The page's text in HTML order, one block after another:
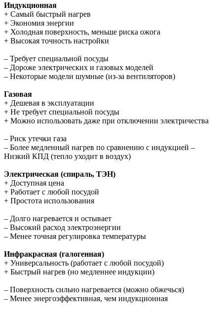
Индукционная
+ Самый быстрый нагрев
+ Экономия энергии
+ Холодная поверхность, меньше риска ожога
+ Высокая точность настройки
– Требует специальной посуды
– Дороже электрических и газовых моделей
– Некоторые модели шумные (из-за вентиляторов)
Газовая
+ Дешевая в эксплуатации
+ Не требует специальной посуды
+ Можно использовать даже при отключении электричества
– Риск утечки газа
– Более медленный нагрев по сравнению с индукцией –
Низкий КПД (тепло уходит в воздух)
Электрическая (спираль, ТЭН)
+ Доступная цена
+ Работает с любой посудой
+ Простота использования
– Долго нагревается и остывает
– Высокий расход электроэнергии
– Менее точная регулировка температуры
Инфракрасная (галогенная)
+ Универсальность (работает с любой посудой)
+ Быстрый нагрев (но медленнее индукции)
– Поверхность сильно нагревается (можно обжечься)
– Менее энергоэффективная, чем индукционная